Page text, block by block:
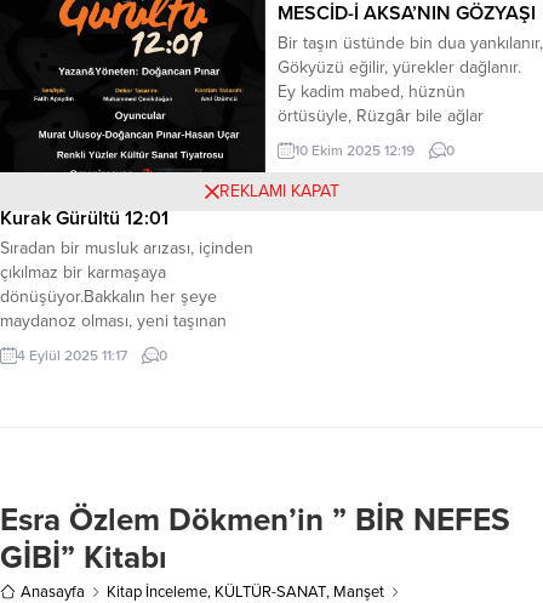
Kurak Gürültü 12:01
Sıradan bir musluk arızası, içinden
çıkılmaz bir karmaşaya
dönüşüyor.Bakkalın her şeye
maydanoz olması, yeni taşınan
komşunun başına gelenler ve
“usta” tesisatçının beceriksizlikleri…
4 Eylül 2025 11:17 0
MESCİD-İ AKSA’NIN GÖZYAŞI
Bir taşın üstünde bin dua yankılanır,
Gökyüzü eğilir, yürekler dağlanır.
Ey kadim mabed, hüznün
örtüsüyle, Rüzgâr bile ağlar
minarenin sesiyle. *** Zincirler
gölgene düşmüş, ey mukaddes
mekân, Gecenin kalbinde saklıdır
10 Ekim 2025 12:19 0
Esra Özlem Dökmen’in ” BİR NEFES
GİBİ” Kitabı
Anasayfa Kitap İnceleme, KÜLTÜR-SANAT, Manşet
REKLAMI KAPAT